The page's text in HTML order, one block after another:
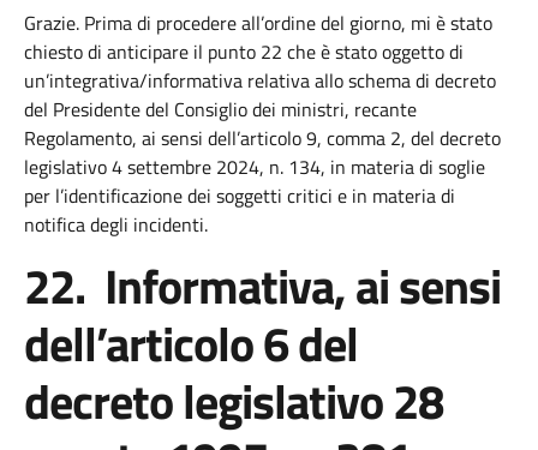
Grazie. Prima di procedere all’ordine del giorno, mi è stato
chiesto di anticipare il punto 22 che è stato oggetto di
un’integrativa/informativa relativa allo schema di decreto
del Presidente del Consiglio dei ministri, recante
Regolamento, ai sensi dell’articolo 9, comma 2, del decreto
legislativo 4 settembre 2024, n. 134, in materia di soglie
per l’identificazione dei soggetti critici e in materia di
notifica degli incidenti.
22. Informativa, ai sensi
dell’articolo 6 del
decreto legislativo 28